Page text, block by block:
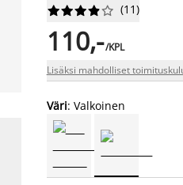





 (11)
110,-/KPL
Lisäksi mahdolliset
Väri: Valkoinen